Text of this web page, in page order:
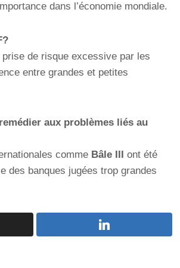
dans l’économie mondiale.
prise de risque excessive par les
entre grandes et petites
aux problèmes liés au
comme Bâle III ont été
des banques jugées trop grandes